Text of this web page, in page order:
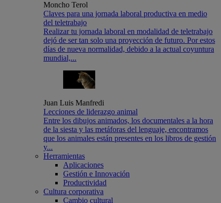
Moncho Terol
Claves para una jornada laboral productiva en medio
del teletrabajo
Realizar tu jornada laboral en modalidad de teletrabajo
dejó de ser tan solo una proyección de futuro. Por estos
días de nueva normalidad, debido a la actual coyuntura
mundial,...
Juan Luis Manfredi
Lecciones de liderazgo animal
Entre los dibujos animados, los documentales a la hora
de la siesta y las metáforas del lenguaje, encontramos
que los animales están presentes en los libros de gestión
y...
Herramientas
Aplicaciones
Gestión e Innovación
Productividad
Cultura corporativa
Cambio cultural